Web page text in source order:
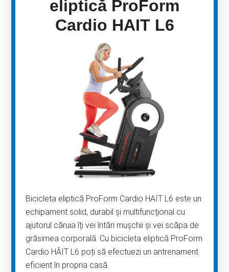
eliptică ProForm
Cardio HAIT L6
Bicicleta eliptică ProForm Cardio HAIT L6 este un
echipament solid, durabil şi multifuncţional cu
ajutorul căruia îţi vei întări muşchii şi vei scăpa de
grăsimea corporală. Cu bicicleta eliptică ProForm
Cardio HÂIT L6 poți să efectuezi un antrenament
eficient în propria casă.